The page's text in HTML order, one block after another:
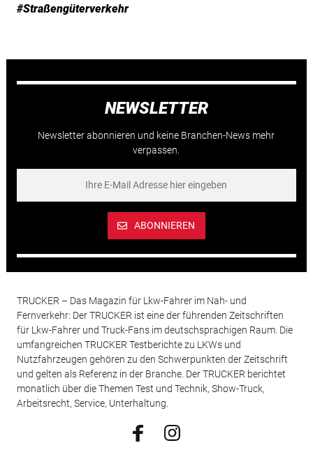
#Straßengüterverkehr
NEWSLETTER
Newsletter abonnieren und keine Branchen-News mehr
verpassen.
ABONNIEREN
TRUCKER – Das Magazin für Lkw-Fahrer im Nah- und
Fernverkehr: Der TRUCKER ist eine der führenden Zeitschriften
für Lkw-Fahrer und Truck-Fans im deutschsprachigen Raum. Die
umfangreichen TRUCKER Testberichte zu LKWs und
Nutzfahrzeugen gehören zu den Schwerpunkten der Zeitschrift
und gelten als Referenz in der Branche. Der TRUCKER berichtet
monatlich über die Themen Test und Technik, Show-Truck,
Arbeitsrecht, Service, Unterhaltung.